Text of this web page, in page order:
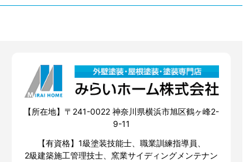
【所在地】〒241-0022 神奈川県横浜市旭区鶴ヶ峰2-
9-11
【有資格】1級塗装技能士、職業訓練指導員、
2級建築施工管理技士、窯業サイディングメンテナン